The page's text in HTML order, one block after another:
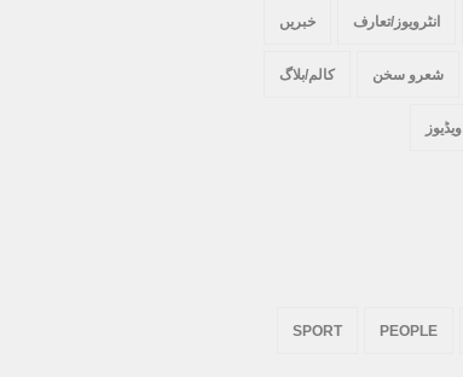
انٹرویوز/تعارف خبریں
شعرو سخن کالم/بلاگ
ویڈیوز
PEOPLE
SPORT